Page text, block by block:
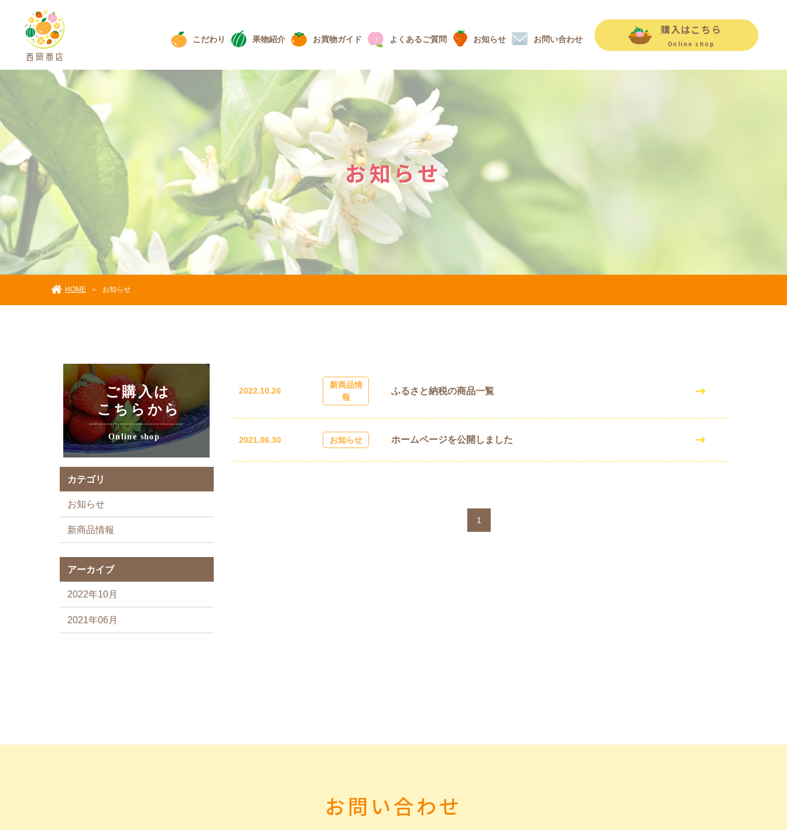
こだわり 果物紹介 お買物ガイド よくあるご質問 お知らせ お問い合わせ
購入はこちら
Online shop
お知らせ
HOME ＞ お知らせ
カテゴリ
お知らせ
新商品情報
アーカイブ
2022年10月
2021年06月
2022.10.26
新商品情
報
ふるさと納税の商品一覧
2021.06.30 お知らせ ホームページを公開しました
1
お問い合わせ